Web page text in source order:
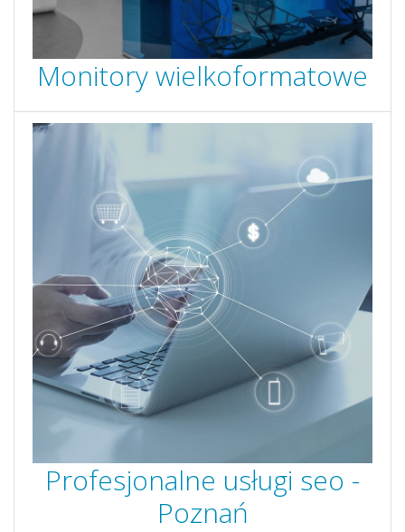
Monitory wielkoformatowe
Profesjonalne usługi seo -
Poznań